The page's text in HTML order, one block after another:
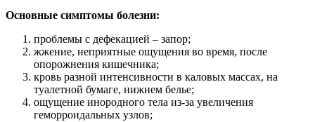
Основные симптомы болезни:
проблемы с дефекацией – запор;
жжение, неприятные ощущения во время, после
опорожнения кишечника;
кровь разной интенсивности в каловых массах, на
туалетной бумаге, нижнем белье;
ощущение инородного тела из-за увеличения
геморроидальных узлов;